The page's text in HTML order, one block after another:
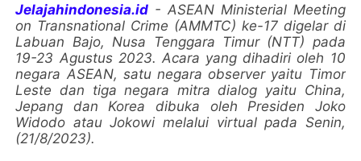
Jelajahindonesia.id - ASEAN Ministerial Meeting
on Transnational Crime (AMMTC) ke-17 digelar di
Labuan Bajo, Nusa Tenggara Timur (NTT) pada
19-23 Agustus 2023. Acara yang dihadiri oleh 10
negara ASEAN, satu negara observer yaitu Timor
Leste dan tiga negara mitra dialog yaitu China,
Jepang dan Korea dibuka oleh Presiden Joko
Widodo atau Jokowi melalui virtual pada Senin,
(21/8/2023).